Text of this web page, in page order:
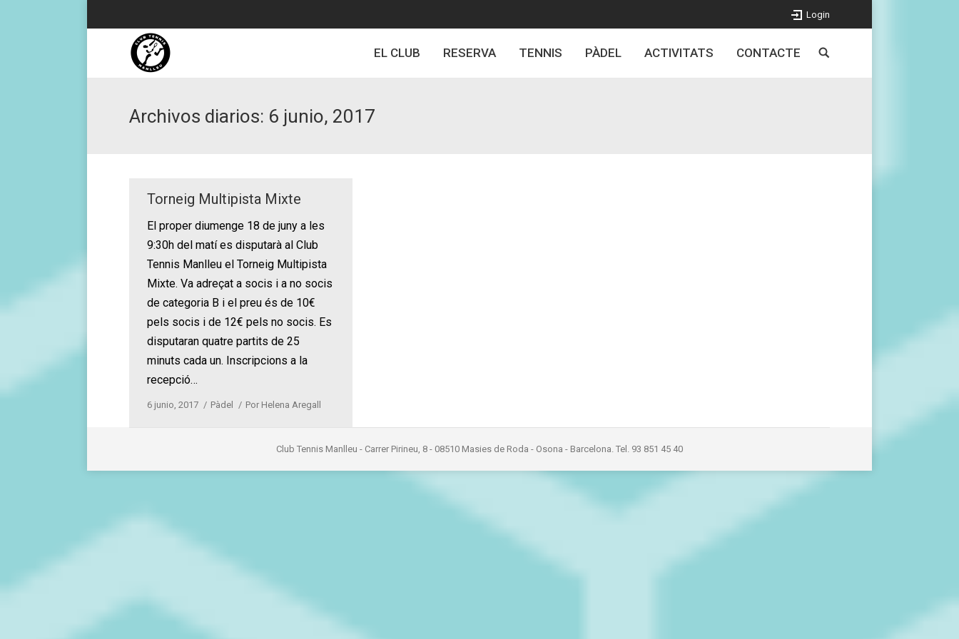
Login
EL CLUB RESERVA TENNIS PÀDEL ACTIVITATS CONTACTE
Archivos diarios: 6 junio, 2017
Torneig Multipista Mixte
El proper diumenge 18 de juny a les
9:30h del matí es disputarà al Club
Tennis Manlleu el Torneig Multipista
Mixte. Va adreçat a socis i a no socis
de categoria B i el preu és de 10€
pels socis i de 12€ pels no socis. Es
disputaran quatre partits de 25
minuts cada un. Inscripcions a la
recepció…
6 junio, 2017 Pàdel Por Helena Aregall
Club Tennis Manlleu - Carrer Pirineu, 8 - 08510 Masies de Roda - Osona - Barcelona. Tel. 93 851 45 40